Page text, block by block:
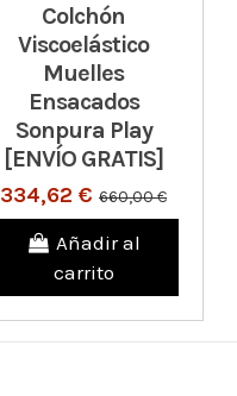
Colchón
Viscoelástico
Muelles
Ensacados
Sonpura Play
[ENVÍO GRATIS]
334,62 € 660,00 €
Añadir al
carrito